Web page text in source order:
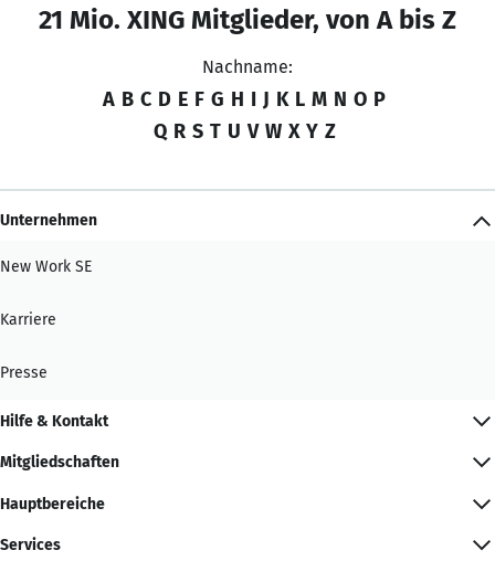
21 Mio. XING Mitglieder, von A bis Z
Nachname:
A B C D E F G H I J K L M N O P
Q R S T U V W X Y Z
Unternehmen
New Work SE
Karriere
Presse
Hilfe & Kontakt
Mitgliedschaften
Hauptbereiche
Services